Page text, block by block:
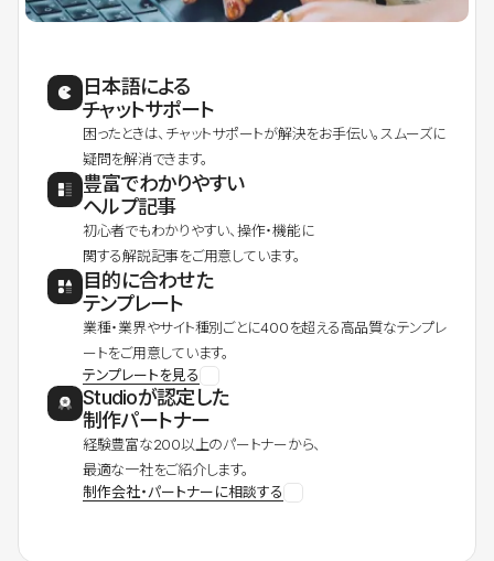
日本語による
チャットサポート
困ったときは、チャットサポートが解決をお手伝い。スムーズに
疑問を解消できます。
豊富でわかりやすい
ヘルプ記事
初心者でもわかりやすい、操作・機能に
関する解説記事をご用意しています。
目的に合わせた
テンプレート
業種・業界やサイト種別ごとに400を超える高品質なテンプレ
ートをご用意しています。
テンプレートを見る
Studioが認定した
制作パートナー
経験豊富な200以上のパートナーから、
最適な一社をご紹介します。
制作会社・パートナーに相談する